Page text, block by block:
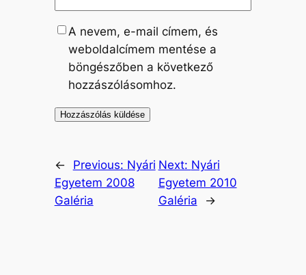
A nevem, e-mail címem, és
weboldalcímem mentése a
böngészőben a következő
hozzászólásomhoz.
← Previous: Nyári
Egyetem 2008
Galéria
Next: Nyári
Egyetem 2010
Galéria
→